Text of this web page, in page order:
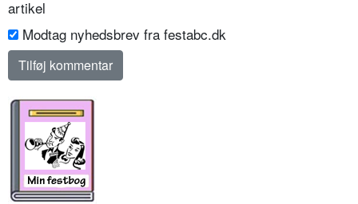
artikel
Modtag nyhedsbrev fra festabc.dk